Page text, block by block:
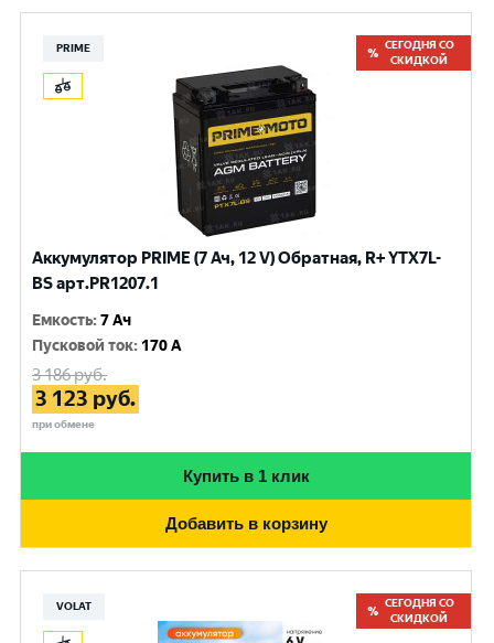
PRIME
СЕГОДНЯ СО
СКИДКОЙ
Аккумулятор PRIME (7 Ач, 12 V) Обратная, R+ YTX7L-
BS арт.PR1207.1
Емкость:7 Ач
Пусковой ток: 170 A
3 186руб.
3 123 руб.
при обмене
Купить в 1 клик
Добавить в корзину
VOLAT
СЕГОДНЯ СО
СКИДКОЙ